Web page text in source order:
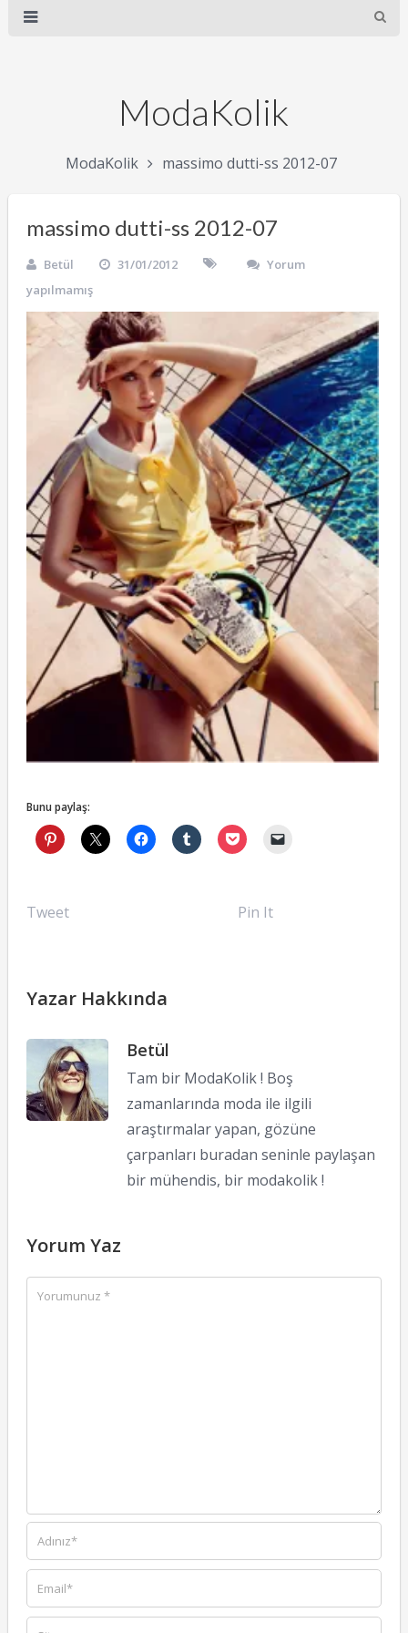
ModaKolik
ModaKolik massimo dutti-ss 2012-07
massimo dutti-ss 2012-07
Betül 31/01/2012
Yorum
yapılmamış
Bunu paylaş:
Tweet Pin It
Yazar Hakkında
Betül
Tam bir ModaKolik ! Boş
zamanlarında moda ile ilgili
araştırmalar yapan, gözüne
çarpanları buradan seninle paylaşan
bir mühendis, bir modakolik !
Yorum Yaz